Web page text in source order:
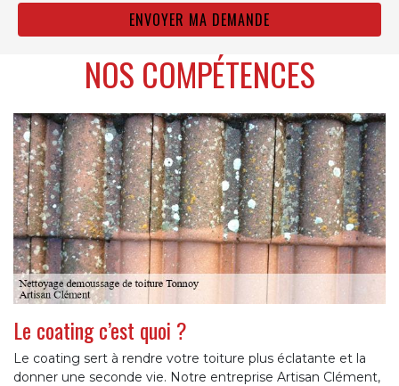
NOS COMPÉTENCES
Le coating c’est quoi ?
Le coating sert à rendre votre toiture plus éclatante et la
donner une seconde vie. Notre entreprise Artisan Clément,